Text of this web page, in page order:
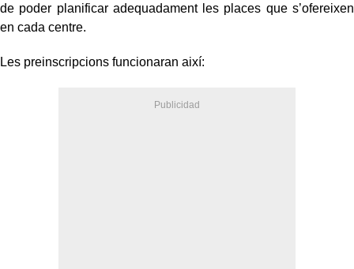
de poder planificar adequadament les places que s’ofereixen
en cada centre.
Les preinscripcions funcionaran així: